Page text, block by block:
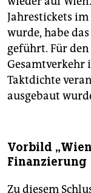
Jahrestickets im
wurde, habe
geführt. Für
Gesamtverkehr
Taktdichte
ausgebaut
Vorbild
Finanzierung
Zu diesem